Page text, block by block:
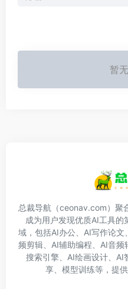
暂
总裁导航（ceonav.com）聚
成为用户发现优质AI工具的
域，包括AI办公、AI写作论
频剪辑、AI辅助编程、AI音
搜索引擎、AI绘画设计、AI
享、模型训练等，提